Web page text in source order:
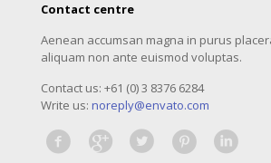
Contact centre
Aenean accumsan magna in purus
aliquam non ante euismod voluptas.
Contact us: +61 (0) 3 8376 6284
Write us: noreply@envato.com